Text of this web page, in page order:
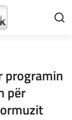
programin
për